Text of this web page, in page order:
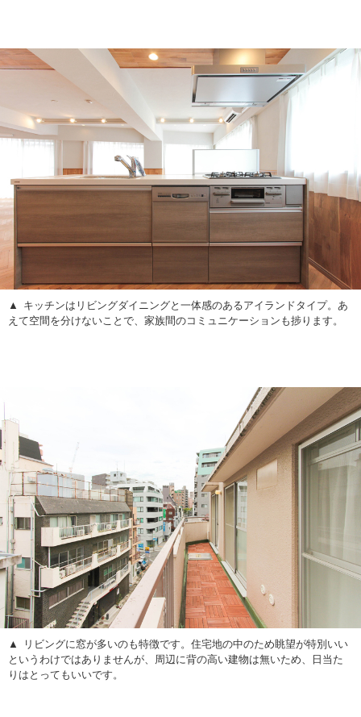
キッチンはリビングダイニングと一体感のあるアイランドタイプ。あ
えて空間を分けないことで、家族間のコミュニケーションも捗ります。
リビングに窓が多いのも特徴です。住宅地の中のため眺望が特別いい
というわけではありませんが、周辺に背の高い建物は無いため、日当た
りはとってもいいです。